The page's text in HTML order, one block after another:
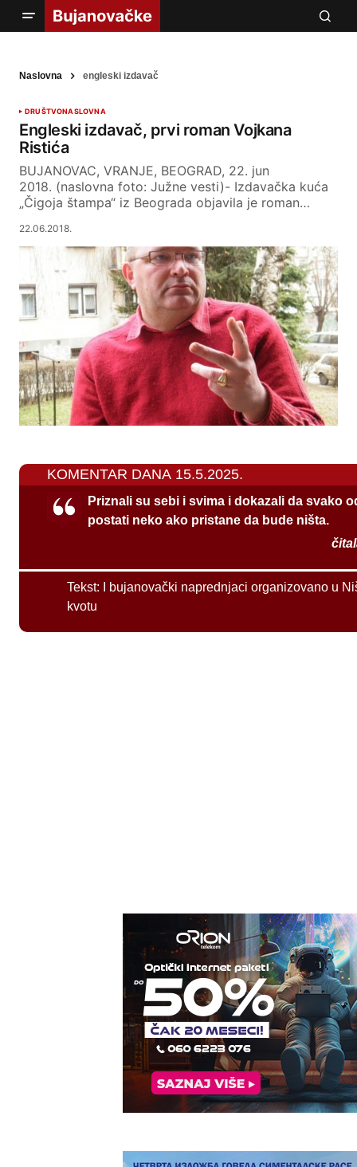
Naslovna engleski izdavač
DRUŠTVONASLOVNA
Engleski izdavač, prvi roman Vojkana
Ristića
BUJANOVAC, VRANJE, BEOGRAD, 22. jun
2018. (naslovna foto: Južne vesti)- Izdavačka kuća
„Čigoja štampa“ iz Beograda objavila je roman…
22.06.2018.
KOMENTAR DANA 15.5.2025.
Priznali su sebi i svima i dokazali da svako
postati neko ako pristane da bude ništa.
Tekst:
I bujanovački naprednjaci organizovano u
kvotu